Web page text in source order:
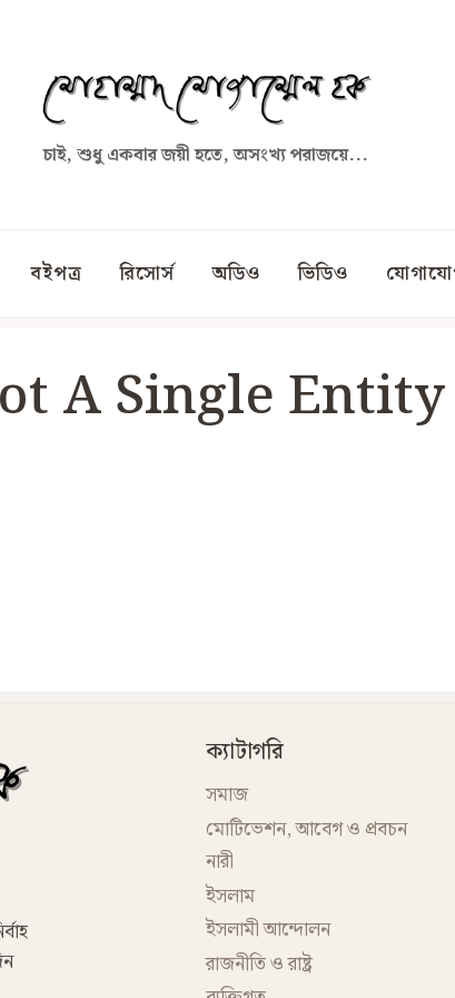
চাই, শুধু একবার জয়ী হতে, অসংখ্য পরাজয়ে...
বইপত্র রিসোর্স অডিও ভিডিও
A Single Entity
ক্যাটাগরি
সমাজ
মোটিভেশন, আবেগ ও প্রবচন
নারী
ইসলাম
ইসলামী আন্দোলন
রাজনীতি ও রাষ্ট্র